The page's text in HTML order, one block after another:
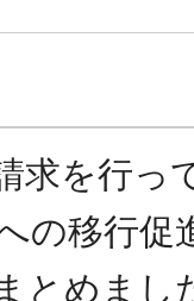
求を行っ
の移行促
とめまし